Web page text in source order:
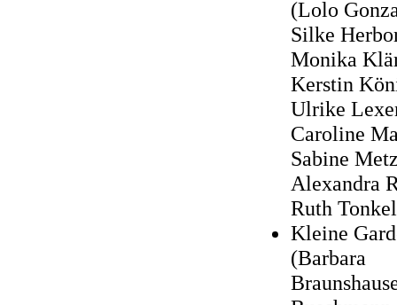
(Lolo
Silke
Monika
Kerstin
Ulrike
Caroline
Sabine
Alexandra
Ruth
Kleine
(Barbara